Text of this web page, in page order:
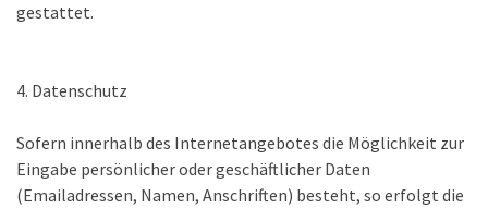
gestattet.
4. Datenschutz
Sofern innerhalb des Internetangebotes die Möglichkeit zur
Eingabe persönlicher oder geschäftlicher Daten
(Emailadressen, Namen, Anschriften) besteht, so erfolgt die